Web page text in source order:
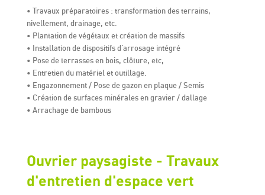
• Travaux préparatoires : transformation des terrains,
nivellement, drainage, etc.
• Plantation de végétaux et création de massifs
• Installation de dispositifs d'arrosage intégré
• Pose de terrasses en bois, clôture, etc,
• Entretien du matériel et outillage.
• Engazonnement / Pose de gazon en plaque / Semis
• Création de surfaces minérales en gravier / dallage
• Arrachage de bambous
Ouvrier paysagiste - Travaux
d'entretien d'espace vert